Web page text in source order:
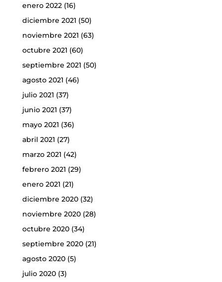
enero 2022(16)
diciembre 2021 (50)
noviembre 2021 (63)
octubre 2021 (60)
septiembre 2021 (50)
agosto 2021 (46)
julio 2021 (37)
junio 2021 (37)
mayo 2021 (36)
abril 2021 (27)
marzo 2021 (42)
febrero 2021 (29)
enero 2021 (21)
diciembre 2020(32)
noviembre 2020(28)
octubre 2020(34)
septiembre 2020(21)
agosto 2020(5)
julio 2020(3)